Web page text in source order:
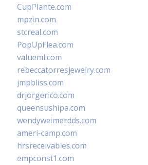
CupPlante.com
mpzin.com
stcreal.com
PopUpFlea.com
valueml.com
rebeccatorresjewelry.com
jmpbliss.com
drjorgerico.com
queensushipa.com
wendyweimerdds.com
ameri-camp.com
hrsreceivables.com
empconst1.com